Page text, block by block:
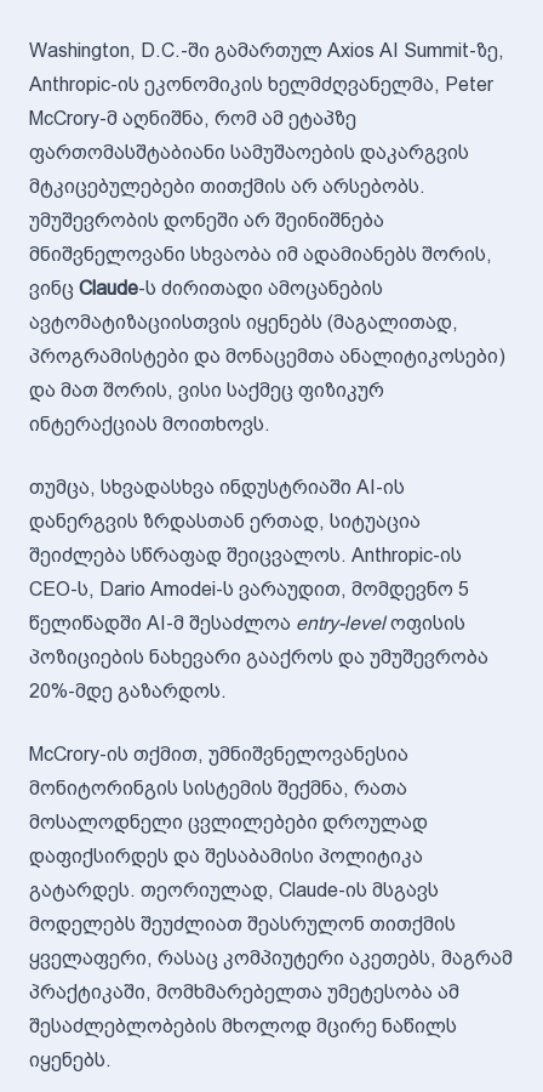
Washington, D.C.-ში გამართულ Axios AI Summit-ზე,
Anthropic-ის ეკონომიკის ხელმძღვანელმა, Peter
McCrory-მ აღნიშნა, რომ ამ ეტაპზე
ფართომასშტაბიანი სამუშაოების დაკარგვის
მტკიცებულებები თითქმის არ არსებობს.
უმუშევრობის დონეში არ შეინიშნება
მნიშვნელოვანი სხვაობა იმ ადამიანებს შორის,
ვინც Claude-ს ძირითადი ამოცანების
ავტომატიზაციისთვის იყენებს (მაგალითად,
პროგრამისტები და მონაცემთა ანალიტიკოსები)
და მათ შორის, ვისი საქმეც ფიზიკურ
ინტერაქციას მოითხოვს.
თუმცა, სხვადასხვა ინდუსტრიაში AI-ის
დანერგვის ზრდასთან ერთად, სიტუაცია
შეიძლება სწრაფად შეიცვალოს. Anthropic-ის
CEO-ს, Dario Amodei-ს ვარაუდით, მომდევნო 5
წელიწადში AI-მ შესაძლოა entry-levelოფისის
პოზიციების ნახევარი გააქროს და უმუშევრობა
20%-მდე გაზარდოს.
McCrory-ის თქმით, უმნიშვნელოვანესია
მონიტორინგის სისტემის შექმნა, რათა
მოსალოდნელი ცვლილებები დროულად
დაფიქსირდეს და შესაბამისი პოლიტიკა
გატარდეს. თეორიულად, Claude-ის მსგავს
მოდელებს შეუძლიათ შეასრულონ თითქმის
ყველაფერი, რასაც კომპიუტერი აკეთებს, მაგრამ
პრაქტიკაში, მომხმარებელთა უმეტესობა ამ
შესაძლებლობების მხოლოდ მცირე ნაწილს
იყენებს.